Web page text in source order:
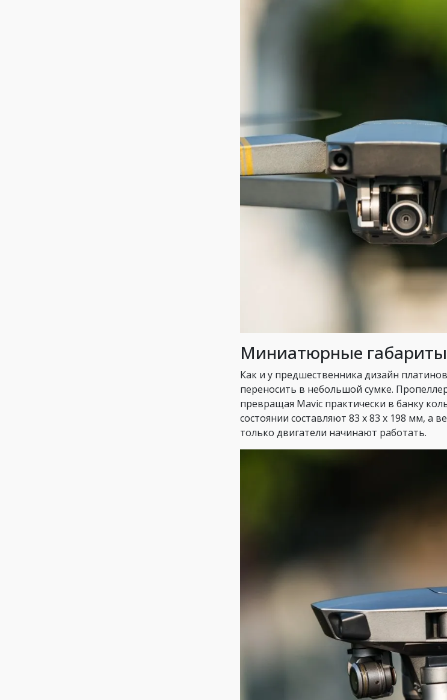
Миниатюрные габариты
Как и у предшественника дизайн
переносить в небольшой сумке.
превращая Mavic практически в банку
состоянии составляют 83 x 83 x 198 мм, а
только двигатели начинают работать.